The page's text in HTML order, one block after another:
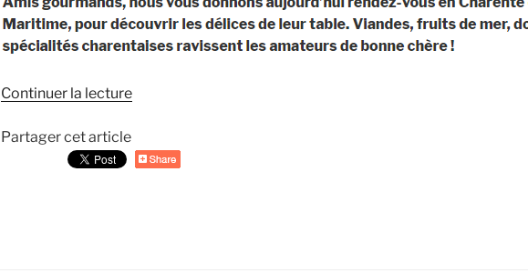
Continuer la lecture
des
Partager cet article